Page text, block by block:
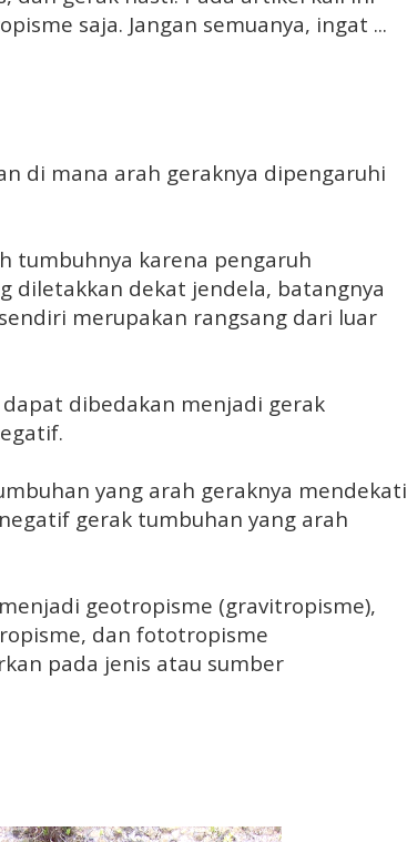
saja. Jangan semuanya, ingat ...
di mana arah geraknya dipengaruhi
tumbuhnya karena pengaruh
diletakkan dekat jendela, batangnya
merupakan rangsang dari luar
dibedakan menjadi gerak
yang arah geraknya mendekati
gerak tumbuhan yang arah
geotropisme (gravitropisme),
dan fototropisme
pada jenis atau sumber